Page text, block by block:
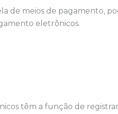
de meios de pagamento,
eletrônicos.
têm a função de